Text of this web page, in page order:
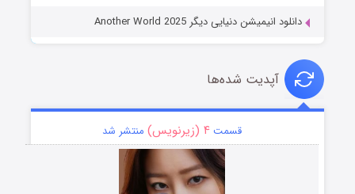
دانلود انیمیشن دنیایی دیگر Another World 2025
آپدیت شده‌ها
قسمت۴ (زیرنویس) منتشر شد